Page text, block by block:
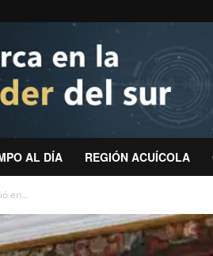
AL DÍA REGIÓN ACUÍCOLA
en...